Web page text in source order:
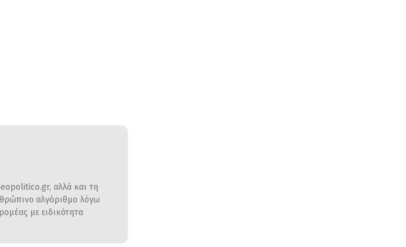
αλλά και τη
αλγόριθμο λόγω
με ειδικότητα